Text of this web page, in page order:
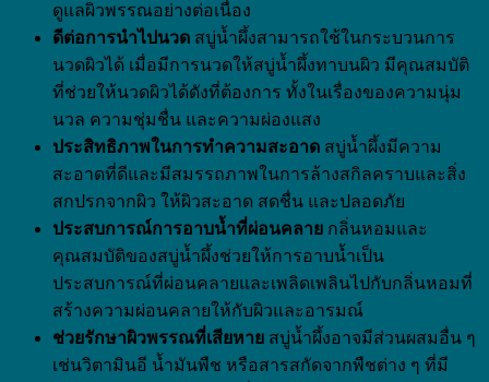
ดูแลผิวพรรณอย่างต่อเนื่อง
ดีต่อการนำไปนวด สบู่น้ำผึ้งสามารถใช้ในกระบวนการ
นวดผิวได้ เมื่อมีการนวดให้สบู่น้ำผึ้งทาบนผิว มีคุณสมบัติ
ที่ช่วยให้นวดผิวได้ดังที่ต้องการ ทั้งในเรื่องของความนุ่ม
นวล ความชุ่มชื่น และความผ่องแสง
ประสิทธิภาพในการทำความสะอาด สบู่น้ำผึ้งมีความ
สะอาดที่ดีและมีสมรรถภาพในการล้างสกิลคราบและสิ่ง
สกปรกจากผิว ให้ผิวสะอาด สดชื่น และปลอดภัย
ประสบการณ์การอาบน้ำที่ผ่อนคลาย กลิ่นหอมและ
คุณสมบัติของสบู่น้ำผึ้งช่วยให้การอาบน้ำเป็น
ประสบการณ์ที่ผ่อนคลายและเพลิดเพลินไปกับกลิ่นหอมที่
สร้างความผ่อนคลายให้กับผิวและอารมณ์
ช่วยรักษาผิวพรรณที่เสียหาย สบู่น้ำผึ้งอาจมีส่วนผสมอื่น ๆ
เช่นวิตามินอี น้ำมันพืช หรือสารสกัดจากพืชต่าง ๆ ที่มี